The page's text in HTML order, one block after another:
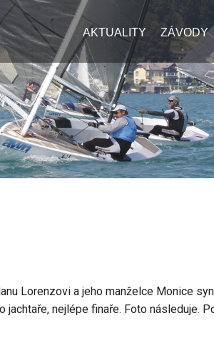
AKTUALITY ZÁVODY
Lorenzovi a jeho manželce Monice
nejlépe finaře. Foto následuje.